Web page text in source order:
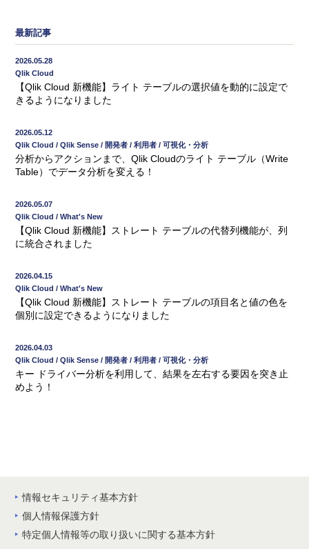
最新記事
2026.05.28
Qlik Cloud
【Qlik Cloud 新機能】ライト テーブルの選択値を動的に設定で
きるようになりました
2026.05.12
Qlik Cloud / Qlik Sense / 開発者 / 利用者 / 可視化・分析
分析からアクションまで、Qlik Cloudのライト テーブル（Write
Table）でデータ分析を変える！
2026.05.07
Qlik Cloud / What′s New
【Qlik Cloud 新機能】ストレート テーブルの代替列機能が、列
に統合されました
2026.04.15
Qlik Cloud / What′s New
【Qlik Cloud 新機能】ストレート テーブルの項目名と値の色を
個別に設定できるようになりました
2026.04.03
Qlik Cloud / Qlik Sense / 開発者 / 利用者 / 可視化・分析
キー ドライバー分析を利用して、結果を左右する要因を突き止
めよう！
情報セキュリティ基本方針
個人情報保護方針
特定個人情報等の取り扱いに関する基本方針